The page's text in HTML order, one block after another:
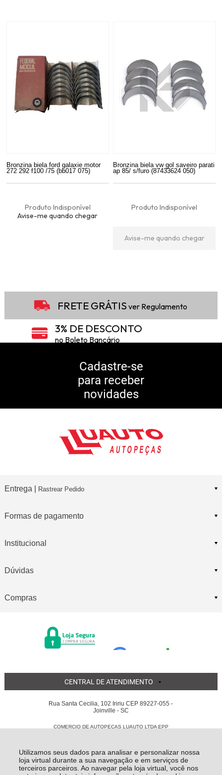
Utilizamos seus dados para analisar e personalizar nossa
loja virtual durante a sua navegação e em serviços de
terceiros parceiros. Ao navegar pela loja virtual, você nos
Bronzina biela ford galaxie motor
272 292 f100 /75 (bb017 075)
Produto Indisponível
Avise-me quando chegar
Bronzina biela vw gol saveiro parati
ap 85/ s/furo (87433624 050)
Produto Indisponível
Avise-me quando chegar
FRETE GRÁTIS ver Regulamento
3% DE DESCONTO
no Boleto Bancário
5% DE DESCONTO
10% DE CASHBACK
Consulte Regulamento
Cadastre-se
para receber
novidades
Entrega | Rastrear Pedido
Formas de pagamento
Institucional
Dúvidas
Compras
CENTRAL DE ATENDIMENTO
Rua Santa Cecilia, 102 Iririu CEP 89227-055 -
Joinville - SC
COMERCIO DE AUTOPECAS LUAUTO LTDA EPP